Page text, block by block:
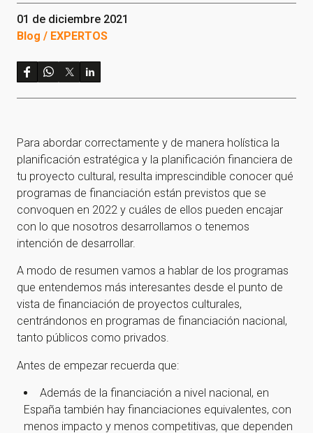
01 de diciembre 2021
Blog / EXPERTOS
Para abordar correctamente y de manera holística la
planificación estratégica y la planificación financiera de
tu proyecto cultural, resulta imprescindible conocer qué
programas de financiación están previstos que se
convoquen en 2022 y cuáles de ellos pueden encajar
con lo que nosotros desarrollamos o tenemos
intención de desarrollar.
A modo de resumen vamos a hablar de los programas
que entendemos más interesantes desde el punto de
vista de financiación de proyectos culturales,
centrándonos en programas de financiación nacional,
tanto públicos como privados.
Antes de empezar recuerda que:
Además de la financiación a nivel nacional, en
España también hay financiaciones equivalentes, con
menos impacto y menos competitivas, que dependen